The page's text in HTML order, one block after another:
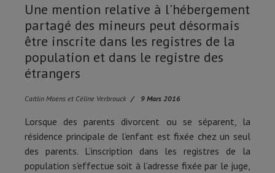
Une mention relative à l'hébergement
partagé des mineurs peut désormais
être inscrite dans les registres de la
population et dans le registre des
étrangers
Caitlin Moens et Céline Verbrouck 9 Mars 2016
Lorsque des parents divorcent ou se séparent, la
résidence principale de l’enfant est fixée chez un seul
des parents. L’inscription dans les registres de la
population s’effectue soit à l’adresse fixée par le juge,